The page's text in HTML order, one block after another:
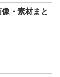
・素材まと